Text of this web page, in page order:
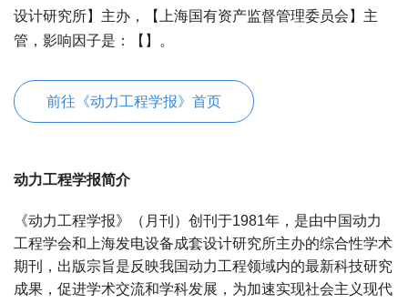
设计研究所】主办，【上海国有资产监督管理委员会】主
管，影响因子是：【】。
前往《动力工程学报》首页
动力工程学报简介
《动力工程学报》（月刊）创刊于1981年，是由中国动力
工程学会和上海发电设备成套设计研究所主办的综合性学术
期刊，出版宗旨是反映我国动力工程领域内的最新科技研究
成果，促进学术交流和学科发展，为加速实现社会主义现代